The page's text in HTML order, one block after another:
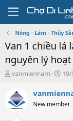
Nông - Lâm - Thủy
Van 1 chiều lá
nguyên lý
T
e
a
vanmiennam
N
à
g
New member